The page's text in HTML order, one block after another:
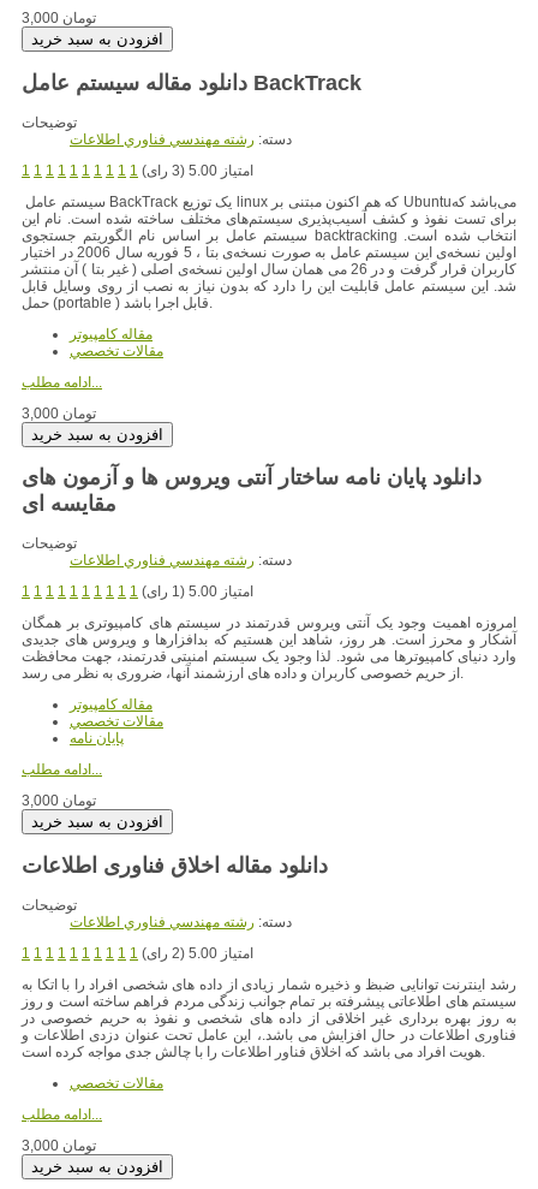
3,000 تومان
دانلود مقاله سیستم عامل BackTrack
توضیحات
دسته: رشته مهندسي فناوري اطلاعات
1 1 1 1 1 1 1 1 1 1
امتیاز 5.00 (3 رای)
سیستم عامل BackTrack یک توزیع linux که هم اکنون مبتنی بر Ubuntuمی‌باشد که
برای تست نفوذ و کشف آسیب‌پذیری سیستم‌های مختلف ساخته شده است. نام این
سیستم عامل بر اساس نام الگوریتم جستجوی backtracking انتخاب شده ‌است.
اولین نسخه‌‌ی این سیستم عامل به صورت نسخه‌ی بتا ، 5 فوریه سال 2006 در اختیار
کاربران قرار گرفت و در 26 می همان سال اولین نسخه‌ی اصلی ( غیر بتا ) آن منتشر
شد. این سیستم عامل قابلیت این را دارد که بدون نیاز به نصب از روی وسایل قابل
مقاله کامپیوتر
مقالات تخصصي
3,000 تومان
دانلود پایان نامه ساختار آنتی ویروس ها و آزمون های
مقایسه ای
توضیحات
دسته: رشته مهندسي فناوري اطلاعات
1 1 1 1 1 1 1 1 1 1
امتیاز 5.00 (1 رای)
امروزه اهمیت وجود یک آنتی ویروس قدرتمند در سیستم های کامپیوتری بر همگان
آشکار و محرز است. هر روز، شاهد این هستیم که بدافزارها و ویروس های جدیدی
وارد دنیای کامپیوترها می شود. لذا وجود یک سیستم امنیتی قدرتمند، جهت محافظت
از حریم خصوصی کاربران و داده های ارزشمند آنها، ضروری به نظر می رسد.
مقاله کامپیوتر
مقالات تخصصي
پایان نامه
ادامه مطلب...
3,000 تومان
دانلود مقاله اخلاق فناوری اطلاعات
توضیحات
دسته: رشته مهندسي فناوري اطلاعات
1 1 1 1 1 1 1 1 1 1
امتیاز 5.00 (2 رای)
رشد اینترنت توانایی ضبظ و ذخیره شمار زیادی از داده های شخصی افراد را با اتکا به
سیستم های اطلاعاتی پیشرفته بر تمام جوانب زندگی مردم فراهم ساخته است و روز
به روز بهره برداری غیر اخلاقی از داده های شخصی و نفوذ به حریم خصوصی در
فناوری اطلاعات در حال افزایش می باشد.، این عامل تحت عنوان دزدی اطلاعات و
هویت افراد می باشد که اخلاق فناور اطلاعات را با چالش جدی مواجه کرده است.
مقالات تخصصي
ادامه مطلب...
3,000 تومان